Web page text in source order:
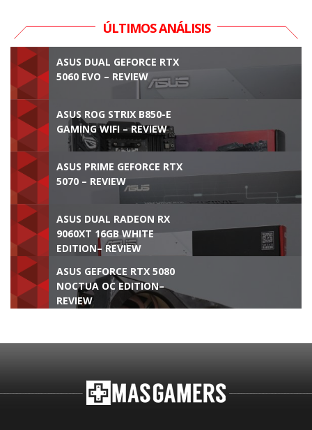
ÚLTIMOS ANÁLISIS
ASUS DUAL GEFORCE RTX
5060 EVO – REVIEW
ASUS ROG STRIX B850-E
GAMING WIFI – REVIEW
ASUS PRIME GEFORCE RTX
5070 – REVIEW
ASUS DUAL RADEON RX
9060XT 16GB WHITE
EDITION– REVIEW
ASUS GEFORCE RTX 5080
NOCTUA OC EDITION–
REVIEW